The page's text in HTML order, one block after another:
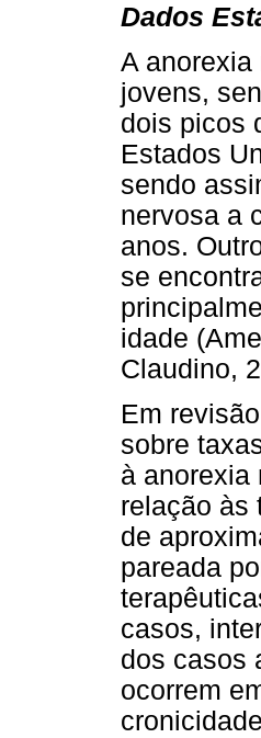
Dados
A anorexia
jovens,
dois picos
Estados
sendo
nervosa a
anos.
se
idade
Claudino,
Em
sobre
à anorexia
relação às
de
pareada
casos,
dos casos
ocorrem